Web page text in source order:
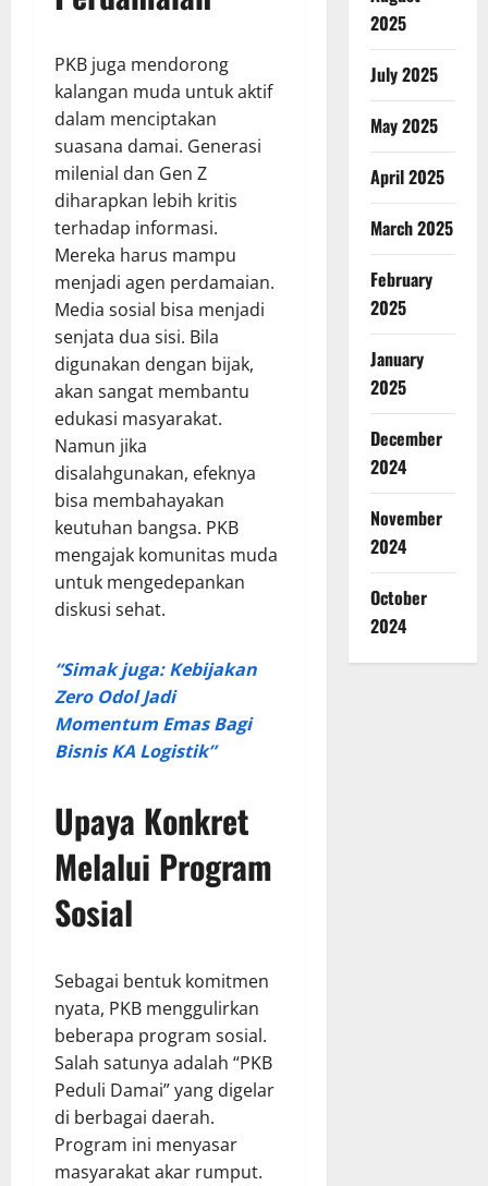
PKB juga mendorong
kalangan muda untuk aktif
dalam menciptakan
suasana damai. Generasi
milenial dan Gen Z
diharapkan lebih kritis
terhadap informasi.
Mereka harus mampu
menjadi agen perdamaian.
Media sosial bisa menjadi
senjata dua sisi. Bila
digunakan dengan bijak,
akan sangat membantu
edukasi masyarakat.
Namun jika
disalahgunakan, efeknya
bisa membahayakan
keutuhan bangsa. PKB
mengajak komunitas muda
untuk mengedepankan
diskusi sehat.
“Simak juga: Kebijakan
Zero Odol Jadi
Momentum Emas Bagi
Bisnis KA Logistik”
Upaya Konkret
Melalui Program
Sosial
Sebagai bentuk komitmen
nyata, PKB menggulirkan
beberapa program sosial.
Salah satunya adalah “PKB
Peduli Damai” yang digelar
di berbagai daerah.
Program ini menyasar
masyarakat akar rumput.
2025
July 2025
May 2025
April 2025
March 2025
February
2025
January
2025
December
2024
November
2024
October
2024